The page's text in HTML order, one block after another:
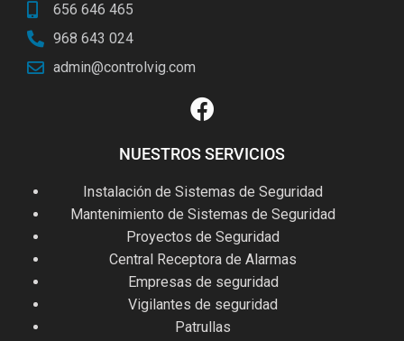
656 646 465
968 643 024
admin@controlvig.com
NUESTROS SERVICIOS
Instalación de Sistemas de Seguridad
Mantenimiento de Sistemas de Seguridad
Proyectos de Seguridad
Central Receptora de Alarmas
Empresas de seguridad
Vigilantes de seguridad
Patrullas